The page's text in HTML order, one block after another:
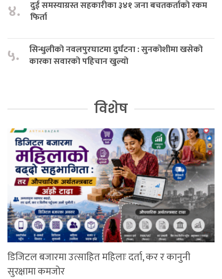
४.
दुई समस्याग्रस्त सहकारीका ३४१ जना बचतकर्ताको रकम
फिर्ता
५.
सिन्धुलीको नवलपुरघाटमा दुर्घटना : सुनकोशीमा खसेको
कारका सवारको पहिचान खुल्यो
विशेष
डिजिटल बजारमा उत्साहित महिलाः दर्ता, कर र कानुनी
सुरक्षामा कमजोर